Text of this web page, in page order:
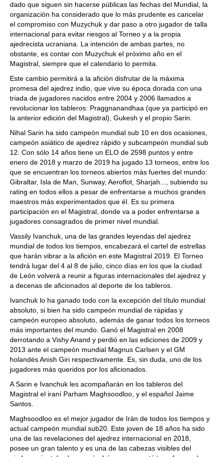
dado que siguen sin hacerse públicas las fechas del Mundial, la
organización ha considerado que lo más prudente es cancelar
el compromiso con Muzychuk y dar paso a otro jugador de talla
internacional para evitar riesgos al Torneo y a la propia
ajedrecista ucraniana. La intención de ambas partes, no
obstante, es contar con Muzychuk el próximo año en el
Magistral, siempre que el calendario lo permita.
Este cambio permitirá a la afición disfrutar de la máxima
promesa del ajedrez indio, que vive su época dorada con una
triada de jugadores nacidos entre 2004 y 2006 llamados a
revolucionar los tableros: Praggnanandhaa (que ya participó en
la anterior edición del Magistral), Gukesh y el propio Sarin.
Nihal Sarin ha sido campeón mundial sub 10 en dos ocasiones,
campeón asiático de ajedrez rápido y subcampeón mundial sub
12. Con sólo 14 años tiene un ELO de 2598 puntos y entre
enero de 2018 y marzo de 2019 ha jugado 13 torneos, entre los
que se encuentran los torneos abiertos más fuertes del mundo:
Gibraltar, Isla de Man, Sunway, Aeroflot, Sharjah..., subiendo su
rating en todos ellos a pesar de enfrentarse a muchos grandes
maestros más experimentados que él. Es su primera
participación en el Magistral, donde va a poder enfrentarse a
jugadores consagrados de primer nivel mundial.
Vassily Ivanchuk, una de las grandes leyendas del ajedrez
mundial de todos los tiempos, encabezará el cartel de estrellas
que harán vibrar a la afición en este Magistral 2019. El Torneo
tendrá lugar del 4 al 8 de julio, cinco días en los que la ciudad
de León volverá a reunir a figuras internacionales del ajedrez y
a decenas de aficionados al deporte de los tableros.
Ivanchuk lo ha ganado todo con la excepción del título mundial
absoluto, si bien ha sido campeón mundial de rápidas y
campeón europeo absoluto, además de ganar todos los torneos
más importantes del mundo. Ganó el Magistral en 2008
derrotando a Vishy Anand y perdió en las ediciones de 2009 y
2013 ante el campeón mundial Magnus Carlsen y el GM
holandés Anish Giri respectivamente. Es, sin duda, uno de los
jugadores más queridos por los aficionados.
A Sarin e Ivanchuk les acompañarán en los tableros del
Magistral el iraní Parham Maghsoodloo, y el español Jaime
Santos.
Maghsoodloo es el mejor jugador de Irán de todos los tiempos y
actual campeón mundial sub20. Este joven de 18 años ha sido
una de las revelaciones del ajedrez internacional en 2018,
posee un gran talento y es una de las cabezas visibles del